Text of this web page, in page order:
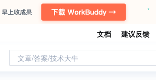
文档 建议反馈
文章/答案/技术大牛